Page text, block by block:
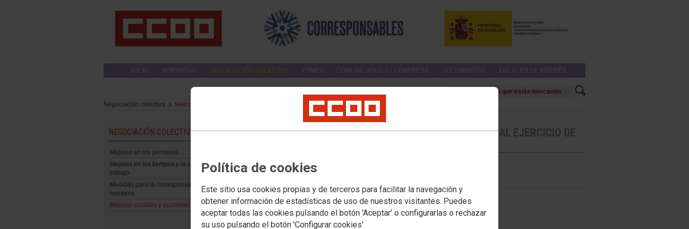
Política de cookies
Este sitio usa cookies propias y de terceros para facilitar la navegación y
obtener información de estadísticas de uso de nuestros visitantes. Puedes
aceptar todas las cookies pulsando el botón 'Aceptar' o configurarlas o rechazar
su uso pulsando el botón 'Configurar cookies'
INICIO NORMATIVA NEGOCIACIÓN COLECTIVA PYMES COMUNICADOS A LA EMPRESA DOCUMENTOS ENLACES DE INTERÉS
Negociación colectiva Mejoras sociales y económicas
NEGOCIACIÓN COLECTIVA
Mejoras en los permisos
Mejoras en los tiempos y la organización del
trabajo
Medidas para la corresponsabilidad en los
hombres
Mejoras sociales y económicas
MEJORAS SOCIALES Y ECONÓMICAS VINCULADAS AL EJERCICIO DE
Cheque para escuelas infantiles y ayudas a la escolaridad.
Creación desalas de lactanciaen el centro de trabajo.